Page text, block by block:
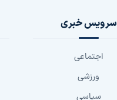
سرویس خبری
اجتماعی
ورزشی
سیاسی